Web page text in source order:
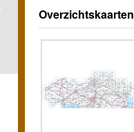
Overzichtskaarten